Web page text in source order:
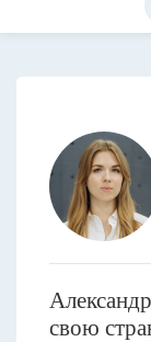
свою